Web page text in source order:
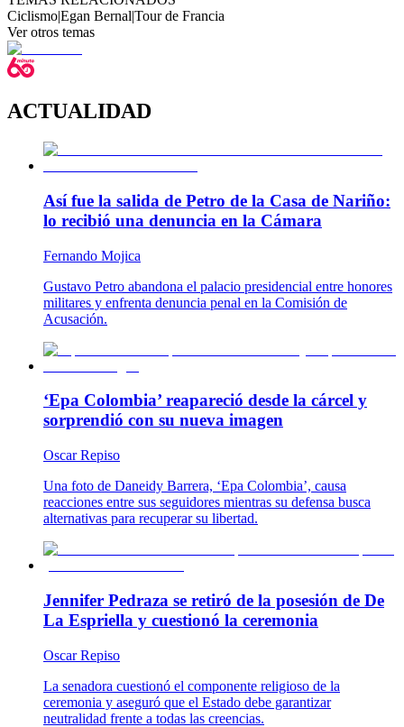
Ciclismo|Egan Bernal|Tour de Francia
Ver otros temas
ACTUALIDAD
Así fue la salida de Petro de la Casa de Nariño:
lo recibió una denuncia en la Cámara
Fernando Mojica
Gustavo Petro abandona el palacio presidencial entre honores
militares y enfrenta denuncia penal en la Comisión de
Acusación.
‘Epa Colombia’ reapareció desde la cárcel y
sorprendió con su nueva imagen
Oscar Repiso
Una foto de Daneidy Barrera, ‘Epa Colombia’, causa
reacciones entre sus seguidores mientras su defensa busca
alternativas para recuperar su libertad.
Jennifer Pedraza se retiró de la posesión de De
La Espriella y cuestionó la ceremonia
Oscar Repiso
La senadora cuestionó el componente religioso de la
ceremonia y aseguró que el Estado debe garantizar
neutralidad frente a todas las creencias.